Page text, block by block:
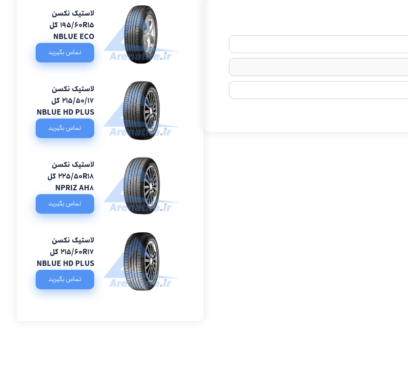
لاستیک نکسن
195/60R15 گل
NBLUE ECO
تماس بگیرید
لاستیک نکسن
215/50/17 گل
NBLUE HD PLUS
تماس بگیرید
لاستیک نکسن
225/50R18 گل
NPRIZ AH8
تماس بگیرید
لاستیک نکسن
215/60R17 گل
NBLUE HD PLUS
تماس بگیرید